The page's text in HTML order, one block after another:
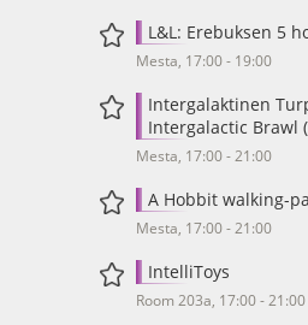
L&L: Erebuksen 5
Mesta, 17:00 - 19:00
Intergalaktinen
Intergalactic Brawl
Mesta, 17:00 - 21:00
A Hobbit walking-
Mesta, 17:00 - 21:00
IntelliToys
Room 203a, 17:00 - 21:00